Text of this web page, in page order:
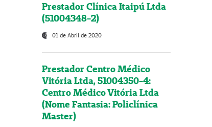
Prestador Clínica Itaipú Ltda
(51004348-2)
01 de Abril de 2020
Prestador Centro Médico
Vitória Ltda, 51004350-4:
Centro Médico Vitória Ltda
(Nome Fantasia: Policlínica
Master)